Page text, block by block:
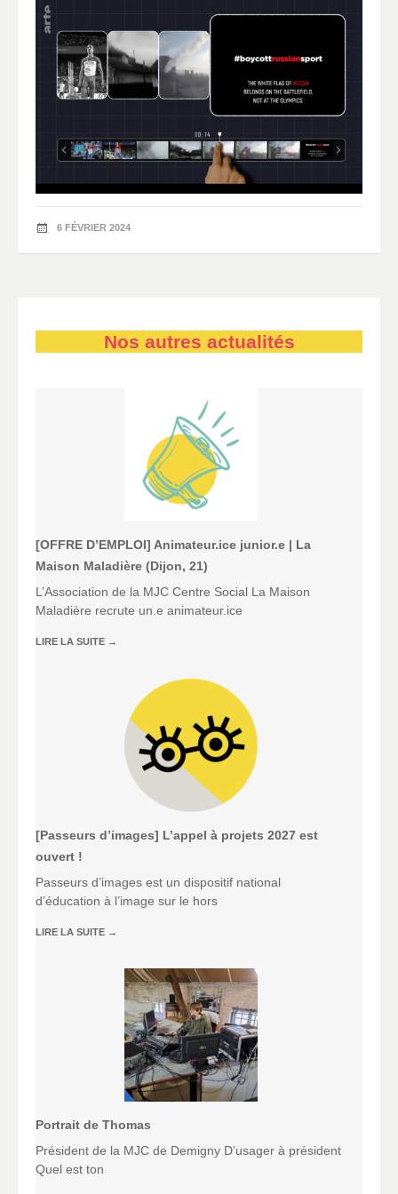
6 FÉVRIER 2024
Nos autres actualités
[OFFRE D’EMPLOI] Animateur.ice junior.e | La
Maison Maladière (Dijon, 21)
L’Association de la MJC Centre Social La Maison
Maladière recrute un.e animateur.ice
LIRE LA SUITE →
[Passeurs d’images] L’appel à projets 2027 est
ouvert !
Passeurs d’images est un dispositif national
d’éducation à l’image sur le hors
LIRE LA SUITE →
Portrait de Thomas
Président de la MJC de Demigny D’usager à président
Quel est ton